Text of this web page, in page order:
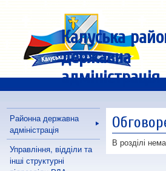
Калуська
державна
адміністрація
Районна державна
адміністрація
Управління, відділи та
інші структурні
В розділі